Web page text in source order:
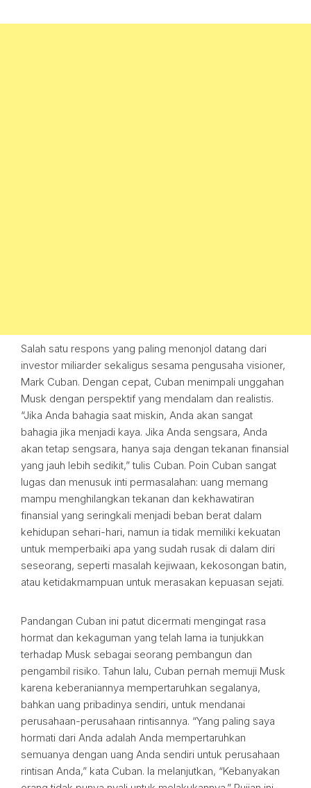
Salah satu respons yang paling menonjol datang dari
investor miliarder sekaligus sesama pengusaha visioner,
Mark Cuban. Dengan cepat, Cuban menimpali unggahan
Musk dengan perspektif yang mendalam dan realistis.
“Jika Anda bahagia saat miskin, Anda akan sangat
bahagia jika menjadi kaya. Jika Anda sengsara, Anda
akan tetap sengsara, hanya saja dengan tekanan finansial
yang jauh lebih sedikit,” tulis Cuban. Poin Cuban sangat
lugas dan menusuk inti permasalahan: uang memang
mampu menghilangkan tekanan dan kekhawatiran
finansial yang seringkali menjadi beban berat dalam
kehidupan sehari-hari, namun ia tidak memiliki kekuatan
untuk memperbaiki apa yang sudah rusak di dalam diri
seseorang, seperti masalah kejiwaan, kekosongan batin,
atau ketidakmampuan untuk merasakan kepuasan sejati.
Pandangan Cuban ini patut dicermati mengingat rasa
hormat dan kekaguman yang telah lama ia tunjukkan
terhadap Musk sebagai seorang pembangun dan
pengambil risiko. Tahun lalu, Cuban pernah memuji Musk
karena keberaniannya mempertaruhkan segalanya,
bahkan uang pribadinya sendiri, untuk mendanai
perusahaan-perusahaan rintisannya. “Yang paling saya
hormati dari Anda adalah Anda mempertaruhkan
semuanya dengan uang Anda sendiri untuk perusahaan
rintisan Anda,” kata Cuban. Ia melanjutkan, “Kebanyakan